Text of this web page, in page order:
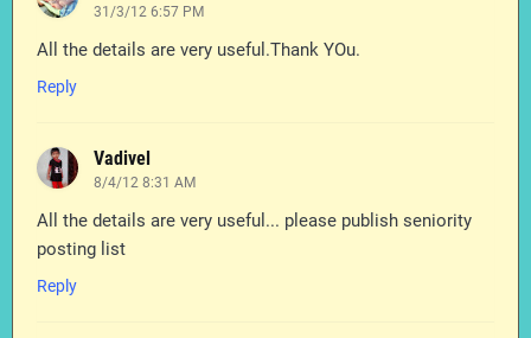
31/3/12 6:57 PM
All the details are very useful.Thank YOu.
Reply
Vadivel
8/4/12 8:31 AM
All the details are very useful... please publish seniority
posting list
Reply